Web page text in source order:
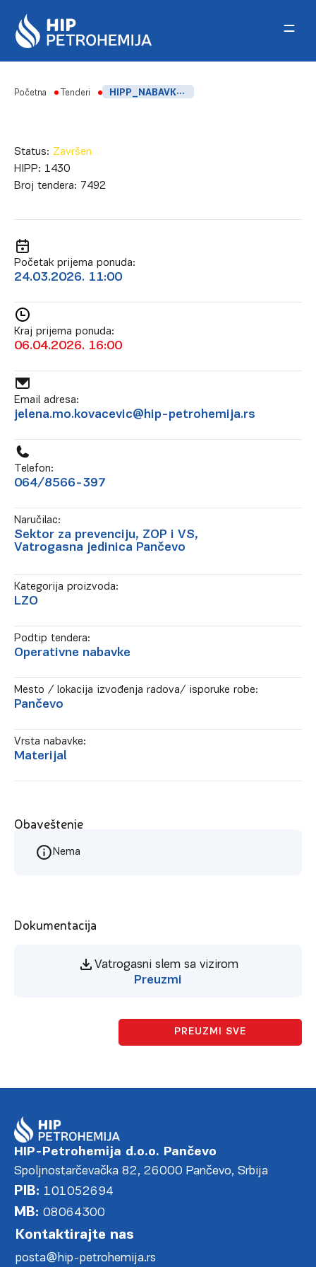
Početna Tenderi HIPP_NABAVKA VATROGASNOG ŠLEMA
Status: Završen
HIPP: 1430
Broj tendera: 7492
Početak prijema ponuda:
24.03.2026. 11:00
Kraj prijema ponuda:
06.04.2026. 16:00
Email adresa:
jelena.mo.kovacevic@hip-petrohemija.rs
Telefon:
064/8566-397
Naručilac:
Sektor za prevenciju, ZOP i VS,
Vatrogasna jedinica Pančevo
Kategorija proizvoda:
LZO
Podtip tendera:
Operativne nabavke
Mesto / lokacija izvođenja radova/ isporuke robe:
Pančevo
Vrsta nabavke:
Materijal
Obaveštenje
Nema
Dokumentacija
Vatrogasni slem sa vizirom
Preuzmi
PREUZMI SVE
HIP-Petrohemija d.o.o. Pančevo
Spoljnostarčevačka 82, 26000 Pančevo, Srbija
PIB: 101052694
MB: 08064300
Kontaktirajte nas
posta@hip-petrohemija.rs